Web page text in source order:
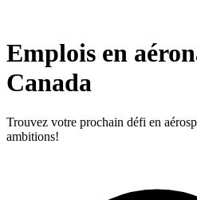
Emplois en
Canada
Trouvez votre prochain défi en
ambitions!